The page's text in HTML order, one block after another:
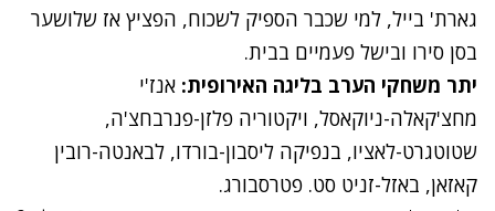
גארת' בייל, למי שכבר הספיק לשכוח, הפציץ אז שלושער
בסן סירו ובישל פעמיים בבית.
יתר משחקי הערב בליגה האירופית: אנז'י
מחצ'קאלה-ניוקאסל, ויקטוריה פלזן-פנרבחצ'ה,
שטוטגרט-לאציו, בנפיקה ליסבון-בורדו, לבאנטה-רובין
קאזאן, באזל-זניט סט. פטרסבורג.